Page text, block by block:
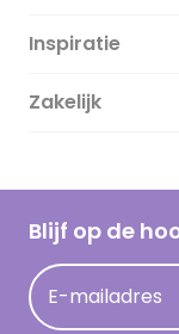
Over ons
Duurzaamheid
Hallmark
Acties
Persberichten
Inspiratie
Magazine
Cadeau inspiratie
Kaartinspiratie
Zakelijk
Blijf op de
E-mailadres